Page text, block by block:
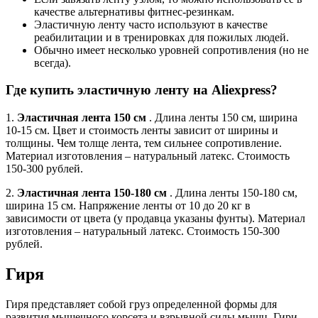
качестве альтернативы фитнес-резинкам.
Эластичную ленту часто используют в качестве
реабилитации и в тренировках для пожилых людей.
Обычно имеет несколько уровней сопротивления (но не
всегда).
Где купить эластичную ленту на Aliexpress?
1. Эластичная лента 150 см . Длина ленты 150 см, ширина
10-15 см. Цвет и стоимость ленты зависит от ширины и
толщины. Чем толще лента, тем сильнее сопротивление.
Материал изготовления – натуральный латекс. Стоимость
150-300 рублей.
2. Эластичная лента 150-180 см . Длина ленты 150-180 см,
ширина 15 см. Напряжение ленты от 10 до 20 кг в
зависимости от цвета (у продавца указаны фунты). Материал
изготовления – натуральный латекс. Стоимость 150-300
рублей.
Гиря
Гиря представляет собой груз определенной формы для